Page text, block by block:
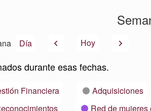
Día AnteriorHoy Siguiente
durante esas fechas.
Financiera Adquisiciones
Red de mujeres